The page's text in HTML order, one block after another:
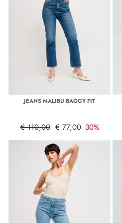
JEANS MALIBU BAGGY FIT
€ 110,00 € 77,00 -30%